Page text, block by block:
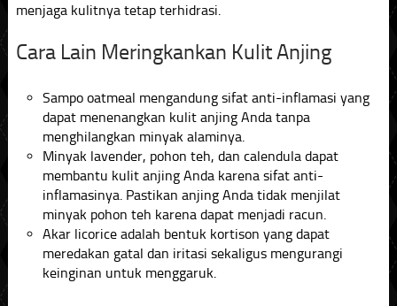
menjaga kulitnya tetap terhidrasi.
Cara Lain Meringkankan Kulit Anjing
Sampo oatmeal mengandung sifat anti-inflamasi yang
dapat menenangkan kulit anjing Anda tanpa
menghilangkan minyak alaminya.
Minyak lavender, pohon teh, dan calendula dapat
membantu kulit anjing Anda karena sifat anti-
inflamasinya. Pastikan anjing Anda tidak menjilat
minyak pohon teh karena dapat menjadi racun.
Akar licorice adalah bentuk kortison yang dapat
meredakan gatal dan iritasi sekaligus mengurangi
keinginan untuk menggaruk.